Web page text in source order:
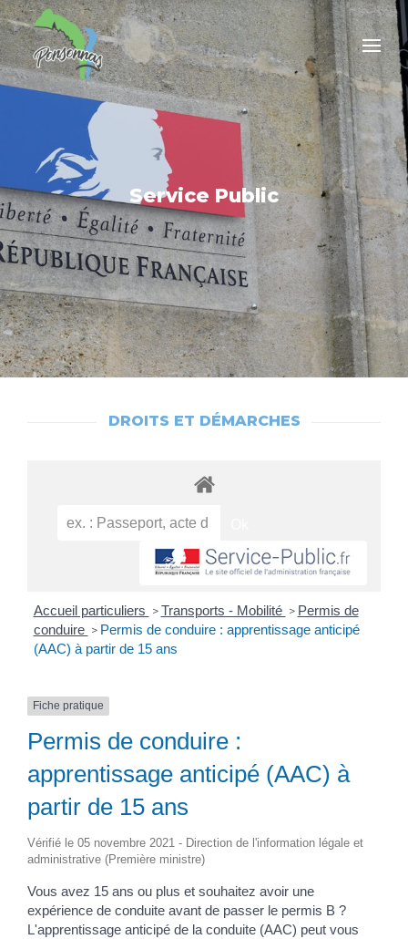
Service Public
DROITS ET DÉMARCHES
Accueil particuliers > Transports - Mobilité > Permis de
conduire > Permis de conduire : apprentissage anticipé
(AAC) à partir de 15 ans
Fiche pratique
Permis de conduire :
apprentissage anticipé (AAC) à
partir de 15 ans
Vérifié le 05 novembre 2021 - Direction de l'information légale et
administrative (Première ministre)
Vous avez 15 ans ou plus et souhaitez avoir une
expérience de conduite avant de passer le permis B ?
L'apprentissage anticipé de la conduite (AAC) peut vous